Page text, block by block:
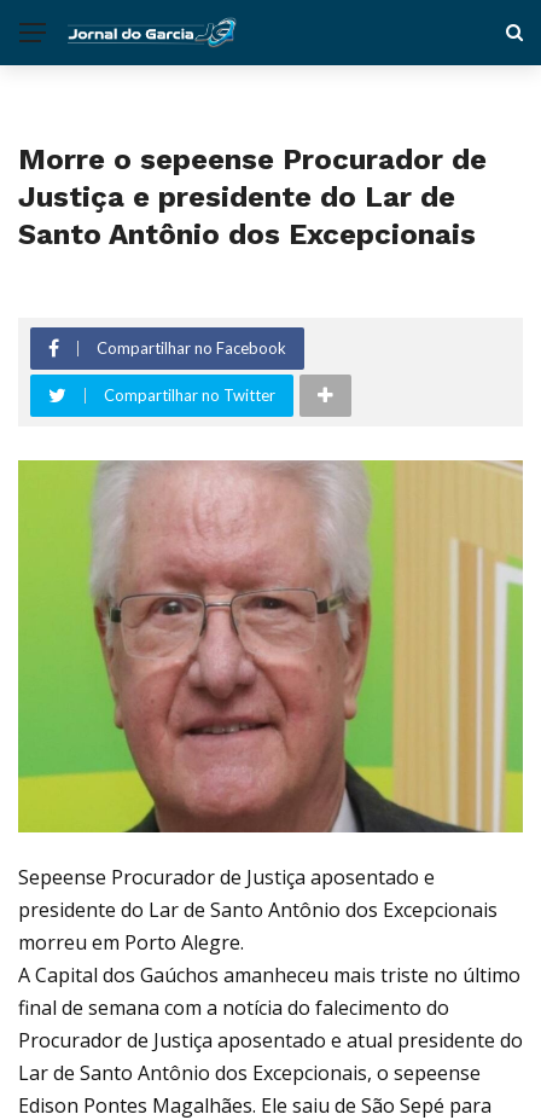
Morre o sepeense Procurador de
Justiça e presidente do Lar de
Santo Antônio dos Excepcionais
Compartilhar no Facebook
Compartilhar no Twitter
Sepeense Procurador de Justiça aposentado e
presidente do Lar de Santo Antônio dos Excepcionais
morreu em Porto Alegre.
A Capital dos Gaúchos amanheceu mais triste no último
final de semana com a notícia do falecimento do
Procurador de Justiça aposentado e atual presidente do
Lar de Santo Antônio dos Excepcionais, o sepeense
Edison Pontes Magalhães. Ele saiu de São Sepé para